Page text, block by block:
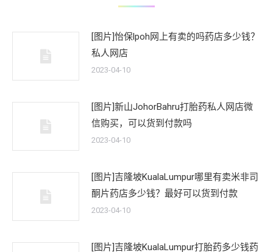
[图片]怡保lpoh网上有卖的吗药店多少钱？
私人网店
2023-04-10
[图片]新山JohorBahru打胎药私人网店微
信购买，可以货到付款吗
2023-04-10
[图片]吉隆坡KualaLumpur哪里有卖米非司
酮片药店多少钱？最好可以货到付款
2023-04-10
[图片]吉隆坡KualaLumpur打胎药多少钱药